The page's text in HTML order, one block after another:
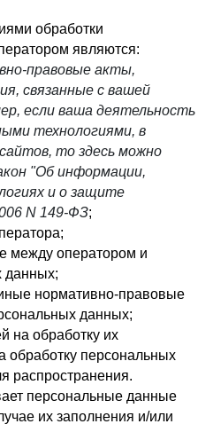
обработки
являются:
правовые акты,
связанные с вашей
если ваша деятельность
технологиями, в
то здесь можно
"Об информации,
и о защите
N 149-ФЗ;
между оператором и
данных;
нормативно-правовые
данных;
на обработку их
обработку персональных
распространения.
персональные данные
их заполнения и/или